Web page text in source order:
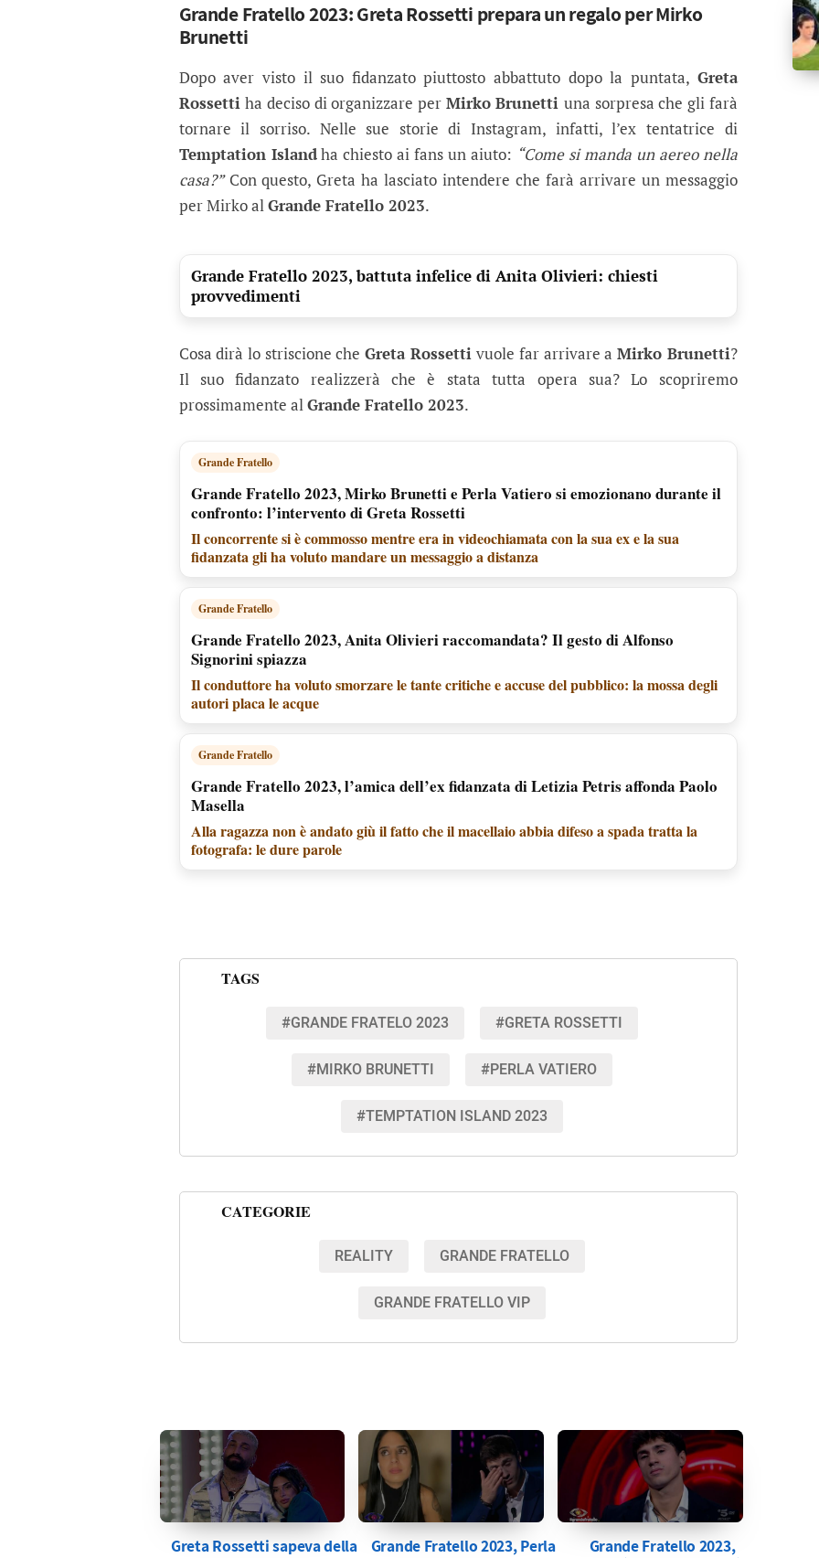
Grande Fratello 2023: Greta Rossetti prepara un regalo per Mirko
Brunetti
Dopo aver visto il suo fidanzato piuttosto abbattuto dopo la puntata, Greta
Rossettiha deciso di organizzare per Mirko Brunettiuna sorpresa che gli farà
tornare il sorriso. Nelle sue storie di Instagram, infatti, l’ex tentatrice di
Temptation Islandha chiesto ai fans un aiuto: “Come si manda un aereo nella
casa?”Con questo, Greta ha lasciato intendere che farà arrivare un messaggio
per Mirko alGrande Fratello 2023.
Grande Fratello 2023, battuta infelice di Anita Olivieri: chiesti
provvedimenti
Cosa dirà lo striscione che Greta Rossettivuole far arrivare aMirko Brunetti?
Il suo fidanzato realizzerà che è stata tutta opera sua? Lo scopriremo
prossimamente alGrande Fratello 2023.
Grande Fratello
Grande Fratello 2023, Mirko Brunetti e Perla Vatiero si emozionano durante il
confronto: l’intervento di Greta Rossetti
Il concorrente si è commosso mentre era in videochiamata con la sua ex e la sua
fidanzata gli ha voluto mandare un messaggio a distanza
Grande Fratello
Grande Fratello 2023, Anita Olivieri raccomandata? Il gesto di Alfonso
Signorini spiazza
Il conduttore ha voluto smorzare le tante critiche e accuse del pubblico: la mossa degli
autori placa le acque
Grande Fratello
Grande Fratello 2023, l’amica dell’ex fidanzata di Letizia Petris affonda Paolo
Masella
Alla ragazza non è andato giù il fatto che il macellaio abbia difeso a spada tratta la
fotografa: le dure parole
TAGS
#GRANDE FRATELO 2023 #GRETA ROSSETTI
#MIRKO BRUNETTI #PERLA VATIERO
#TEMPTATION ISLAND 2023
CATEGORIE
REALITY GRANDE FRATELLO
GRANDE FRATELLO VIP
Greta Rossetti sapeva della
Grande Fratello 2023, Perla
Grande Fratello 2023,